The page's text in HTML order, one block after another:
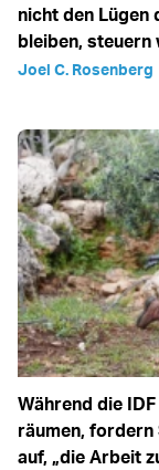
nicht den Lügen
bleiben, steuern
Joel C. Rosenberg
Während die
räumen,
auf, „die Arbeit